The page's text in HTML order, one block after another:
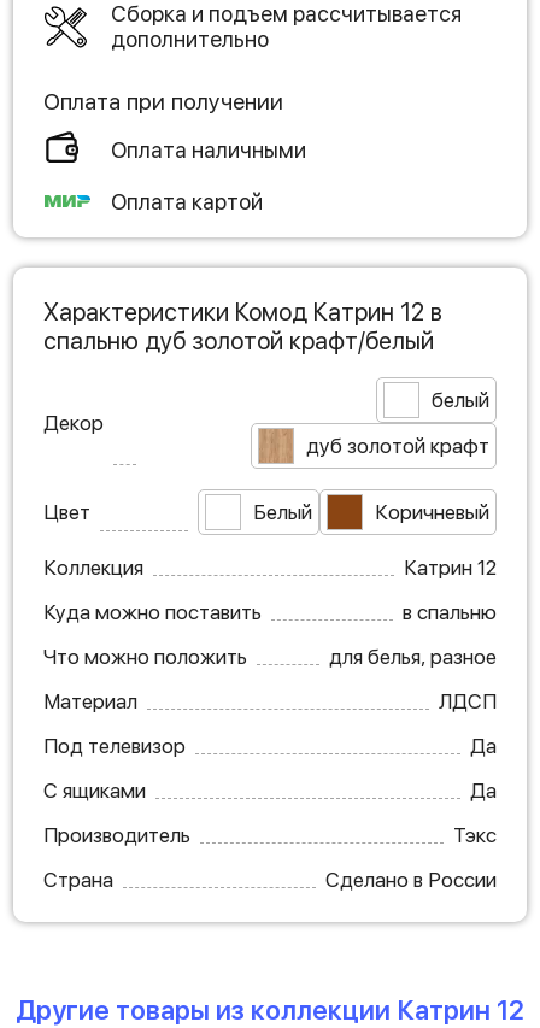
Сборка и подъем рассчитывается
дополнительно
Оплата при получении
Оплата наличными
Оплата картой
Характеристики Комод Катрин 12 в
спальню дуб золотой крафт/белый
Декор
белый
дуб золотой крафт
Цвет Белый Коричневый
Коллекция
Катрин 12
Куда можно поставить
в спальню
Что можно положить
для белья, разное
Материал
ЛДСП
Под телевизор
Да
С ящиками
Да
Производитель
Тэкс
Страна
Сделано в России
Другие товары из коллекции Катрин 12